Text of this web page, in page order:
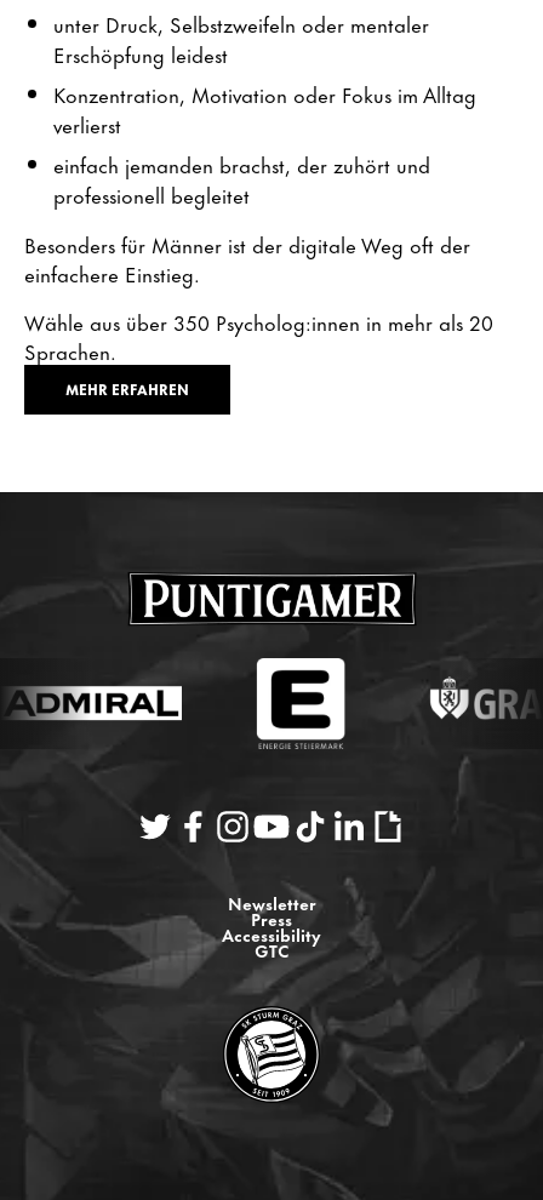
unter Druck, Selbstzweifeln oder mentaler
Erschöpfung leidest
Konzentration, Motivation oder Fokus im Alltag
verlierst
einfach jemanden brachst, der zuhört und
professionell begleitet
Besonders für Männer ist der digitale Weg oft der
einfachere Einstieg.
Wähle aus über 350 Psycholog:innen in mehr als 20
Sprachen.
MEHR ERFAHREN
Newsletter
Press
Accessibility
GTC